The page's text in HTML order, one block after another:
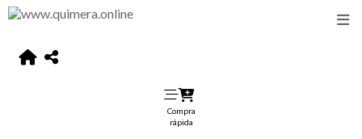
Compra
rápida